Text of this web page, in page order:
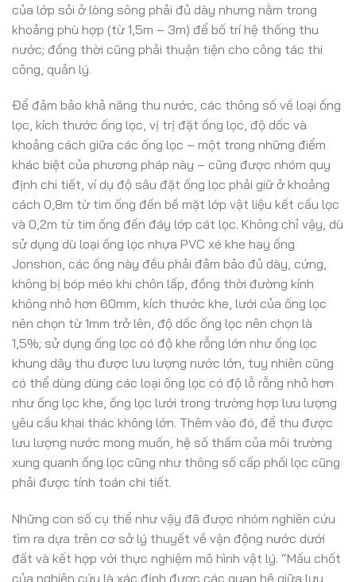
của lớp sỏi ở lòng sông phải đủ dày nhưng nằm trong
khoảng phù hợp (từ 1,5m – 3m) để bố trí hệ thống thu
nước; đồng thời cũng phải thuận tiện cho công tác thi
công, quản lý.
Để đảm bảo khả năng thu nước, các thông số về loại ống
lọc, kích thước ống lọc, vị trị đặt ống lọc, độ dốc và
khoảng cách giữa các ống lọc – một trong những điểm
khác biệt của phương pháp này – cũng được nhóm quy
định chi tiết, ví dụ độ sâu đặt ống lọc phải giữ ở khoảng
cách 0,8m từ tim ống đến bề mặt lớp vật liệu kết cấu lọc
và 0,2m từ tim ống đến đáy lớp cát lọc. Không chỉ vậy, dù
sử dụng dù loại ống lọc nhựa PVC xé khe hay ống
Jonshon, các ống này đều phải đảm bảo đủ dày, cứng,
không bị bóp méo khi chôn lấp, đồng thời đường kính
không nhỏ hơn 60mm, kích thước khe, lưới của ống lọc
nên chọn từ 1mm trở lên, độ dốc ống lọc nên chọn là
1,5%; sử dụng ống lọc có độ khe rỗng lớn như ống lọc
khung dây thu được lưu lượng nước lớn, tuy nhiên cũng
có thể dùng dùng các loại ống lọc có độ lỗ rỗng nhỏ hơn
như ống lọc khe, ống lọc lưới trong trường hợp lưu lượng
yêu cầu khai thác không lớn. Thêm vào đó, để thu được
lưu lượng nước mong muốn, hệ số thấm của môi trường
xung quanh ống lọc cũng như thông số cấp phối lọc cũng
phải được tính toán chi tiết.
Những con số cụ thể như vậy đã được nhóm nghiên cứu
tìm ra dựa trên cơ sở lý thuyết về vận động nước dưới
đất và kết hợp với thực nghiệm mô hình vật lý. “Mấu chốt
của nghiên cứu là xác định được các quan hệ giữa lưu